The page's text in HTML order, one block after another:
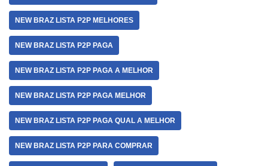
NEW BRAZ LISTA P2P MELHORES
NEW BRAZ LISTA P2P PAGA
NEW BRAZ LISTA P2P PAGA A MELHOR
NEW BRAZ LISTA P2P PAGA MELHOR
NEW BRAZ LISTA P2P PAGA QUAL A MELHOR
NEW BRAZ LISTA P2P PARA COMPRAR